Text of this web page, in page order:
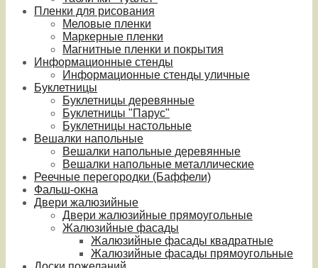
Пленки для рисования
Меловые пленки
Маркерные пленки
Магнитные пленки и покрытия
Информационные стенды
Информационные стенды уличные
Буклетницы
Буклетницы деревянные
Буклетницы "Парус"
Буклетницы настольные
Вешалки напольные
Вешалки напольные деревянные
Вешалки напольные металлические
Реечные перегородки (Баффели)
Фальш-окна
Двери жалюзийные
Двери жалюзийные прямоугольные
Жалюзийные фасады
Жалюзийные фасады квадратные
Жалюзийные фасады прямоугольные